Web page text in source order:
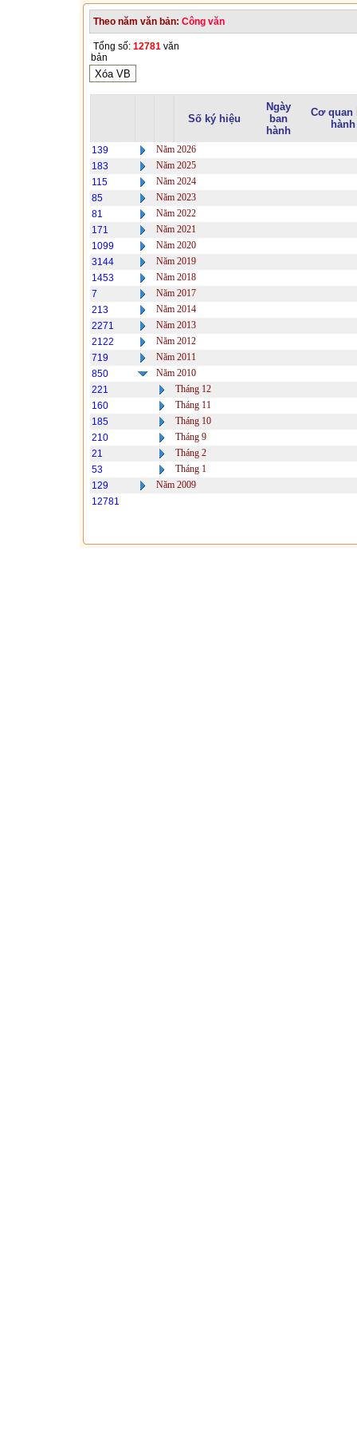
Theo năm văn bản: Công văn
Tổng số: 12781 văn
bản
Số ký hiệu
Ngày
ban
hành
Cơ quan
hành
139
Năm 2026
183
Năm 2025
115
Năm 2024
85
Năm 2023
81
Năm 2022
171
Năm 2021
1099
Năm 2020
3144
Năm 2019
1453
Năm 2018
7
Năm 2017
213
Năm 2014
2271
Năm 2013
2122
Năm 2012
719
Năm 2011
850
Năm 2010
221
Tháng 12
160
Tháng 11
185
Tháng 10
210
Tháng 9
21
Tháng 2
53
Tháng 1
129
Năm 2009
12781